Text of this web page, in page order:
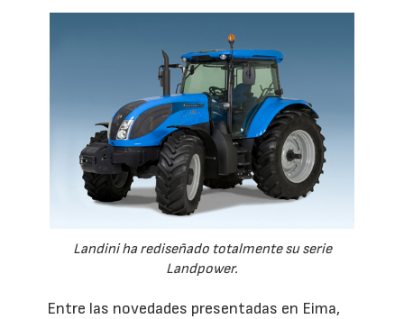
Landini ha rediseñado totalmente su serie
Landpower.
Entre las novedades presentadas en Eima,